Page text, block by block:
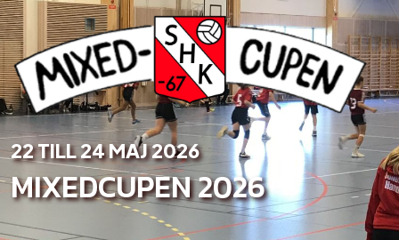
22 TILL 24 MAJ 2026
MIXEDCUPEN 2026